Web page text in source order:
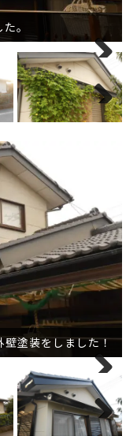
。
Next
壁塗装をしました！
Next